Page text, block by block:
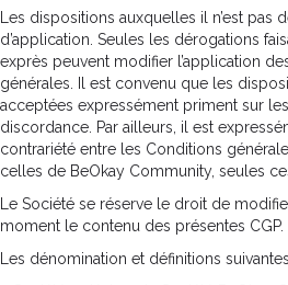
Les dispositions auxquelles il n’est
d’application. Seules les dérogations
exprès peuvent modifier l’application
générales. Il est convenu que les
acceptées expressément priment sur
discordance. Par ailleurs, il est
contrariété entre les Conditions
celles de BeOkay Community, seules
Le Société se réserve le droit de
moment le contenu des présentes CGP.
Les dénomination et définitions